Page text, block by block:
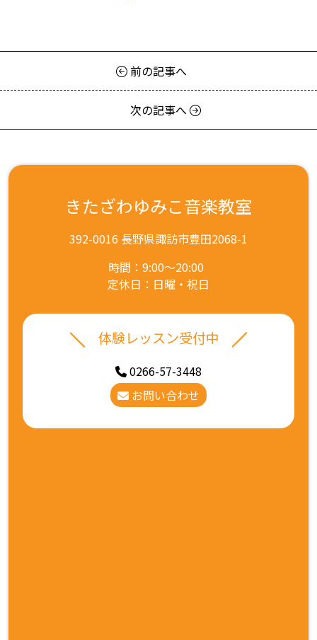
前の記事へ
次の記事へ
きたざわゆみこ音楽教室
392-0016 長野県諏訪市豊田2068-1
時間：9:00～20:00
定休日：日曜・祝日
体験レッスン受付中
0266-57-3448
お問い合わせ